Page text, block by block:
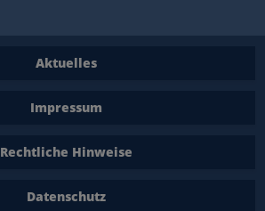
Aktuelles
Impressum
Rechtliche Hinweise
Datenschutz